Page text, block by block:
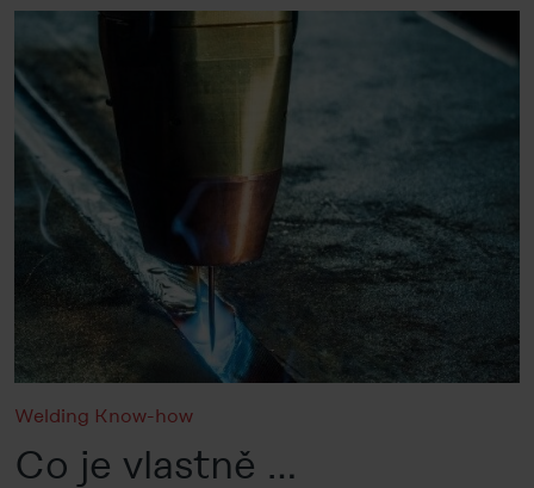
Welding Know-how
Co je vlastně …